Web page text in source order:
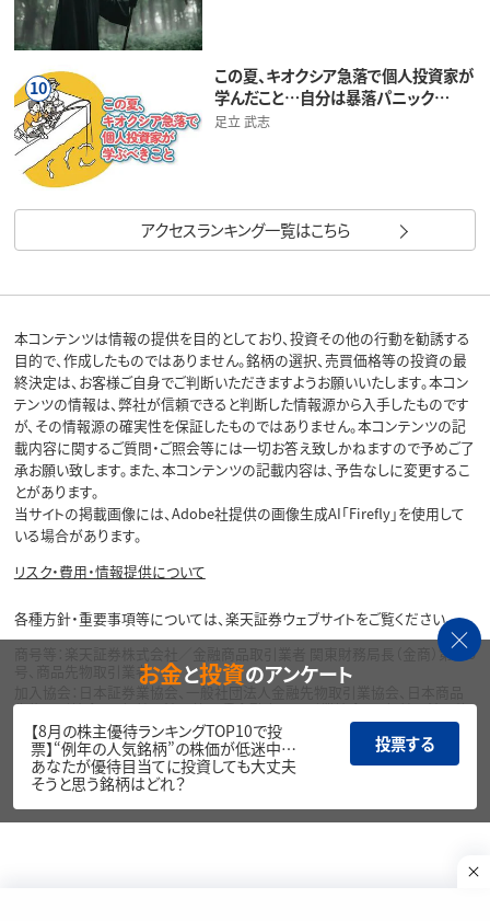
10
この夏、キオクシア急落で個人投資家が
学んだこと…自分は暴落パニック…
足立 武志
アクセスランキング一覧はこちら
本コンテンツは情報の提供を目的としており、投資その他の行動を勧誘する
目的で、作成したものではありません。銘柄の選択、売買価格等の投資の最
終決定は、お客様ご自身でご判断いただきますようお願いいたします。本コン
テンツの情報は、弊社が信頼できると判断した情報源から入手したものです
が、その情報源の確実性を保証したものではありません。本コンテンツの記
載内容に関するご質問・ご照会等には一切お答え致しかねますので予めご了
承お願い致します。また、本コンテンツの記載内容は、予告なしに変更するこ
とがあります。
当サイトの掲載画像には、Adobe社提供の画像生成AI「Firefly」を使用して
いる場合があります。
リスク・費用・情報提供について
各種方針・重要事項等については、楽天証券ウェブサイトをご覧ください。
商号等：楽天証券株式会社／金融商品取引業者 関東財務局長（金商）第195
号、商品先物取引業者
加入協会：日本証券業協会、一般社団法人金融先物取引業協会、日本商品
先物取引協会、一般社団法人第二種金融商品取引業協会、一般社団法人資
産運用業協会
Copyright©
1999-2026 Rakuten Securities, Inc. All
お金と投資のアンケート
【8月の株主優待ランキングTOP10で投
票】“例年の人気銘柄”の株価が低迷中…
あなたが優待目当てに投資しても大丈夫
そうと思う銘柄はどれ？
投票する